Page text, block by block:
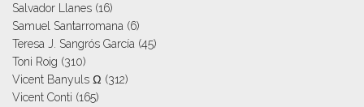
Salvador Llanes (16)
Samuel Santarromana (6)
Teresa J. Sangrós García (45)
Toni Roig (310)
Vicent Banyuls Ω (312)
Vicent Conti (165)